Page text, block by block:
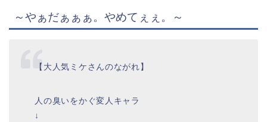
～やぁだぁぁぁ。やめてぇぇ。～
【大人気ミケさんのながれ】
人の臭いをかぐ変人キャラ
↓